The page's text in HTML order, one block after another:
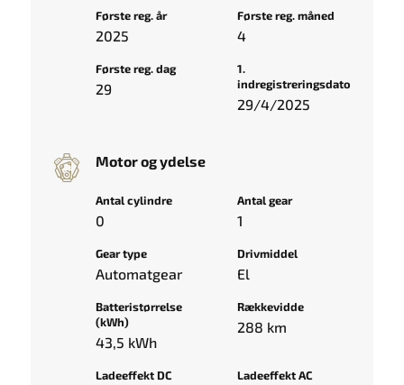
Første reg. år
2025
Første reg. måned
4
Første reg. dag
29
1.
indregistreringsdato
29/4/2025
Motor og ydelse
Antal cylindre
0
Antal gear
1
Gear type
Automatgear
Drivmiddel
El
Batteristørrelse
(kWh)
43,5 kWh
Rækkevidde
288 km
Ladeeffekt DC Ladeeffekt AC